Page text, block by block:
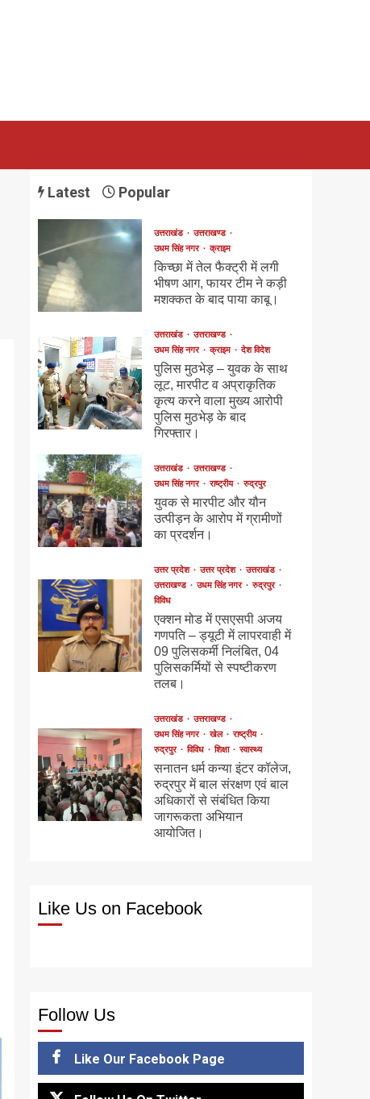
Latest Popular
उत्तराखंड
उत्तराखण्ड
उधम सिंह नगर
क्राइम
किच्छा में तेल फैक्ट्री में लगी
भीषण आग, फायर टीम ने कड़ी
मशक्कत के बाद पाया काबू।
उत्तराखंड
उत्तराखण्ड
उधम सिंह नगर
क्राइम देश विदेश
पुलिस मुठभेड़ – युवक के साथ
लूट, मारपीट व अप्राकृतिक
कृत्य करने वाला मुख्य आरोपी
पुलिस मुठभेड़ के बाद
गिरफ्तार।
उत्तराखंड
उत्तराखण्ड
उधम सिंह नगर
राष्ट्रीय रुद्रपुर
युवक से मारपीट और यौन
उत्पीड़न के आरोप में ग्रामीणों
का प्रदर्शन।
उत्तर प्रदेश उत्तर प्रदेश
उत्तराखंड
उत्तराखण्ड
उधम सिंह नगर
रुद्रपुर
विविध
एक्शन मोड में एसएसपी अजय
गणपति – ड्यूटी में लापरवाही में
09 पुलिसकर्मी निलंबित, 04
पुलिसकर्मियों से स्पष्टीकरण
तलब।
उत्तराखंड
उत्तराखण्ड
उधम सिंह नगर
खेल
राष्ट्रीय
रुद्रपुर
विविध शिक्षा स्वास्थ्य
सनातन धर्म कन्या इंटर कॉलेज,
रुद्रपुर में बाल संरक्षण एवं बाल
अधिकारों से संबंधित किया
जागरूकता अभियान
आयोजित।
Like Us on Facebook
Follow Us
Like Our Facebook Page